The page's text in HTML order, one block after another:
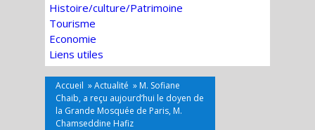
Histoire/culture/Patrimoine
Tourisme
Economie
Liens utiles
Accueil »Actualité » M. Sofiane
Chaib, a reçu aujourd’hui le doyen de
la Grande Mosquée de Paris, M.
Chamseddine Hafiz